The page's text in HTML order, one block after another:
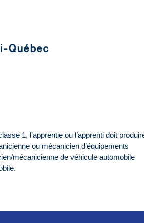
Québec
1, l’apprentie ou l’apprenti doit
ou mécanicien d’équipements
mécanicienne de véhicule automobile